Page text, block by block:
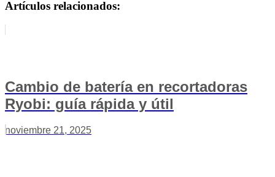
Artículos relacionados:
Cambio de batería en recortadoras
Ryobi: guía rápida y útil
noviembre 21, 2025